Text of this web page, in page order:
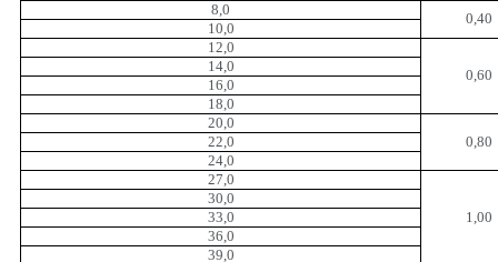
8,0
0,40
10,0
12,0
0,60
14,0
16,0
18,0
20,0
0,80
22,0
24,0
27,0
1,00
30,0
33,0
36,0
39,0